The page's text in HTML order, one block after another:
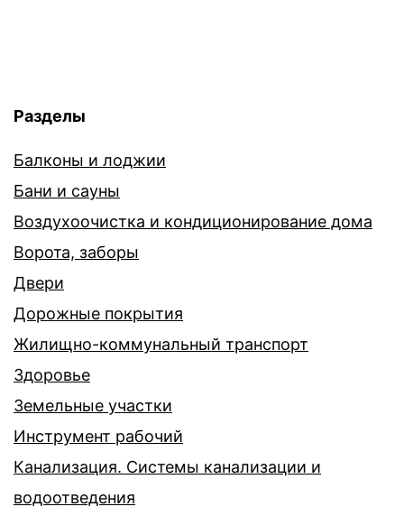
Разделы
Балконы и лоджии
Бани и сауны
Воздухоочистка и кондиционирование дома
Ворота, заборы
Двери
Дорожные покрытия
Жилищно-коммунальный транспорт
Здоровье
Земельные участки
Инструмент рабочий
Канализация. Системы канализации и
водоотведения